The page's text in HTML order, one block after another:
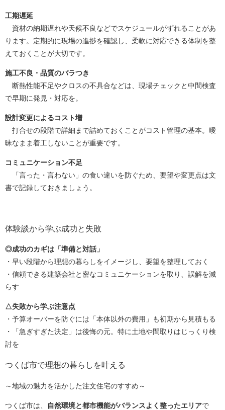
工期遅延
資材の納期遅れや天候不良などでスケジュールがずれることがあ
ります。定期的に現場の進捗を確認し、柔軟に対応できる体制を整
えておくことが大切です。
施工不良・品質のバラつき
断熱性能不足やクロスの不具合などは、現場チェックと中間検査
で早期に発見・対応を。
設計変更によるコスト増
打合せの段階で詳細まで詰めておくことがコスト管理の基本。曖
昧なまま着工しないことが重要です。
コミュニケーション不足
「言った・言わない」の食い違いを防ぐため、要望や変更点は文
書で記録しておきましょう。
体験談から学ぶ成功と失敗
◎成功のカギは「準備と対話」
・早い段階から理想の暮らしをイメージし、要望を整理しておく
・信頼できる建築会社と密なコミュニケーションを取り、誤解を減
らす
△失敗から学ぶ注意点
・予算オーバーを防ぐには「本体以外の費用」も初期から見積もる
・「急ぎすぎた決定」は後悔の元。特に土地や間取りはじっくり検
討を
つくば市で理想の暮らしを叶える
～地域の魅力を活かした注文住宅のすすめ～
つくば市は、 自然環境と都市機能がバランスよく整ったエリアで